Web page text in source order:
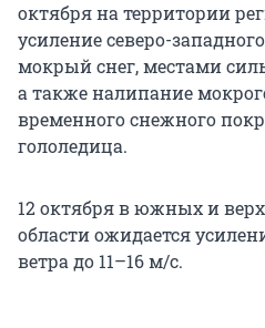
октября на территории
усиление северо-
мокрый снег, местами
а также налипание
временного снежного
гололедица.
12 октября в южных и
области ожидается
ветра до 11–16 м/с.